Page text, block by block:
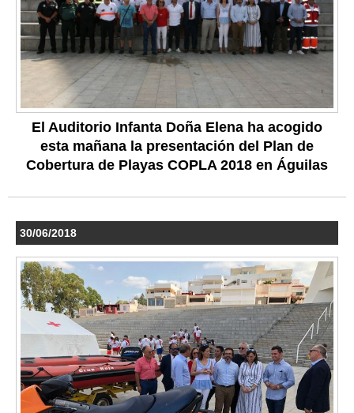
El Auditorio Infanta Doña Elena ha acogido
esta mañana la presentación del Plan de
Cobertura de Playas COPLA 2018 en Águilas
30/06/2018